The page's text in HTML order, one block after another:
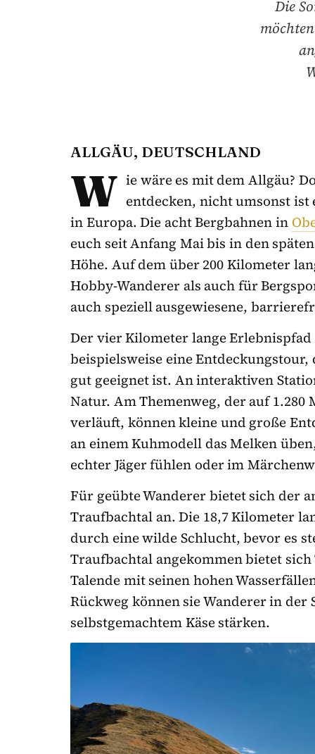
Die
ALLGÄU, DEUTSCHLAND
W ie wäre es mit dem Allgäu?
entdecken, nicht umsonst ist
in Europa. Die acht Bergbahnen in
euch seit Anfang Mai bis in den
Höhe. Auf dem über 200 Kilometer
Hobby-Wanderer als auch für
auch speziell ausgewiesene,
Der vier Kilometer lange Erlebnispfad
beispielsweise eine
gut geeignet ist. An interaktiven
Natur. Am Themenweg, der auf
verläuft, können kleine und große
an einem Kuhmodell das Melken
echter Jäger fühlen oder im
Für geübte Wanderer bietet sich der
Traufbachtal an. Die 18,7 Kilometer
durch eine wilde Schlucht, bevor es
Traufbachtal angekommen bietet
Talende mit seinen hohen
Rückweg können sie Wanderer in
selbstgemachtem Käse stärken.